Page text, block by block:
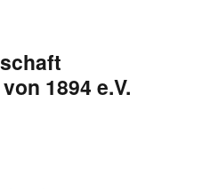
1894 e.V.